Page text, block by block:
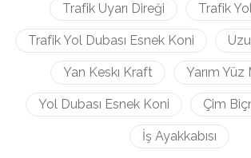
Trafik Uyarı Direği Trafik
Trafik Yol Dubası Esnek Koni
Yan Keskı Kraft Yarım Yüz
Yol Dubası Esnek Koni Çim
İş Ayakkabısı